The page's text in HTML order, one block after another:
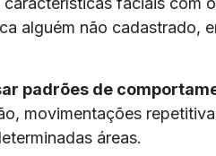
alguém não cadastrado,
padrões de
movimentações
áreas.